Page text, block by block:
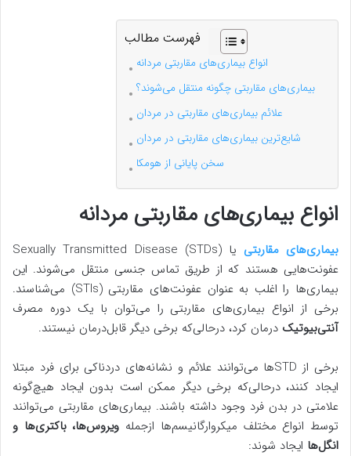
فهرست مطالب
انواع بیماری‌های مقاربتی مردانه
بیماری‌های مقاربتی چگونه منتقل می‌شوند؟
علائم بیماری‌های مقاربتی در مردان
شایع‌ترین بیماری‌های مقاربتی در مردان
سخن پایانی از هومکا
انواع بیماری‌های مقاربتی مردانه
بیماری‌های مقاربتی
یا Sexually Transmitted Disease (STDs)
عفونت‌هایی هستند که از طریق تماس جنسی منتقل می‌شوند. این
بیماری‌ها را اغلب به عنوان عفونت‌های مقاربتی (STIs) می‌شناسند.
برخی از انواع بیماری‌های مقاربتی را می‌توان با یک دوره مصرف
آنتی‌بیوتیک درمان کرد، درحالی‌که برخی دیگر قابل‌درمان نیستند.
برخی از STDها می‌توانند علائم و نشانه‌های دردناکی برای فرد مبتلا
ایجاد کنند، درحالی‌که برخی دیگر ممکن است بدون ایجاد هیچ‌گونه
علامتی در بدن فرد وجود داشته باشند. بیماری‌های مقاربتی می‌توانند
توسط انواع مختلف میکروارگانیسم‌ها ازجمله ویروس‌ها، باکتری‌ها و
انگل‌ها ایجاد شوند: